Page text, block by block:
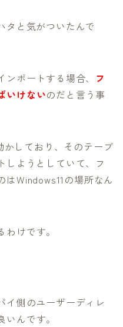
タと気がついたんで
ポートする場合、 フ
いけないのだと言う事
かしており、そのテーブ
しようとしていて、フ
Windows11の場所なん
けです。
イ側のユーザーディレ
んです。